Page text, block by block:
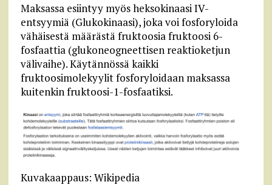
Maksassa esiintyy myös heksokinaasi IV-
entsyymiä (Glukokinaasi), joka voi fosforyloida
vähäisestä määrästä fruktoosia fruktoosi 6-
fosfaattia (glukoneogneettisen reaktioketjun
välivaihe). Käytännössä kaikki
fruktoosimolekyylit fosforyloidaan maksassa
kuitenkin fruktoosi-1-fosfaatiksi.
Kuvakaappaus: Wikipedia